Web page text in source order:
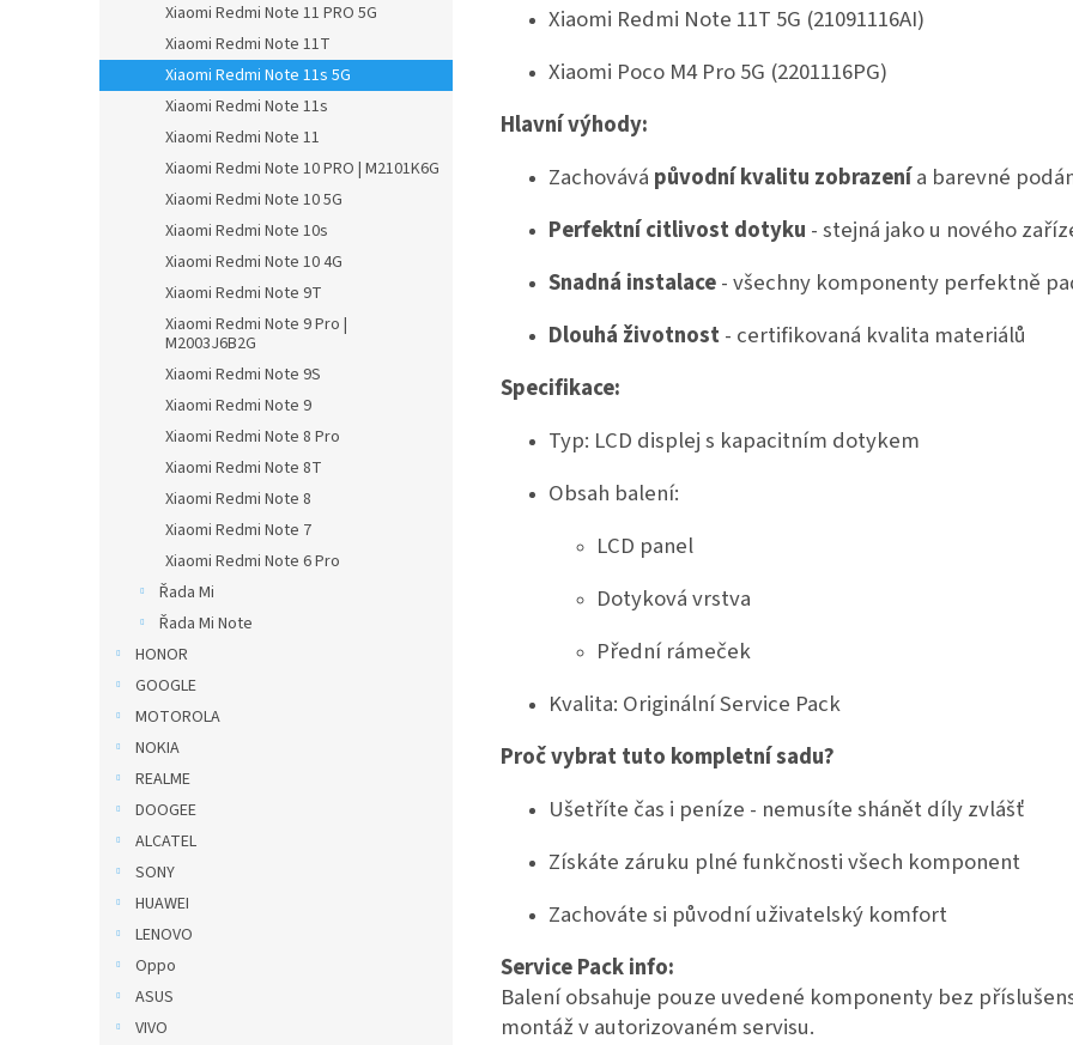
Xiaomi Redmi Note 11 PRO 5G
Xiaomi Redmi Note 11T
Xiaomi Redmi Note 11s 5G
Xiaomi Redmi Note 11s
Xiaomi Redmi Note 11
Xiaomi Redmi Note 10 PRO | M2101K6G
Xiaomi Redmi Note 10 5G
Xiaomi Redmi Note 10s
Xiaomi Redmi Note 10 4G
Xiaomi Redmi Note 9T
Xiaomi Redmi Note 9 Pro |
M2003J6B2G
Xiaomi Redmi Note 9S
Xiaomi Redmi Note 9
Xiaomi Redmi Note 8 Pro
Xiaomi Redmi Note 8T
Xiaomi Redmi Note 8
Xiaomi Redmi Note 7
Xiaomi Redmi Note 6 Pro
Řada Mi
Řada Mi Note
HONOR
GOOGLE
MOTOROLA
NOKIA
REALME
DOOGEE
ALCATEL
SONY
HUAWEI
LENOVO
Oppo
ASUS
VIVO
Xiaomi Redmi Note 11T 5G (21091116AI)
Xiaomi Poco M4 Pro 5G (2201116PG)
Hlavní výhody:
Zachovává původní kvalitu zobrazenía barevné
Perfektní citlivost dotyku - stejná jako u nového
Snadná instalace- všechny komponenty perfektně
Dlouhá životnost- certifikovaná kvalita materiálů
Specifikace:
Typ: LCD displej s kapacitním dotykem
Obsah balení:
LCD panel
Dotyková vrstva
Přední rámeček
Kvalita: Originální Service Pack
Proč vybrat tuto kompletní sadu?
Ušetříte čas i peníze - nemusíte shánět díly zvlášť
Získáte záruku plné funkčnosti všech komponent
Zachováte si původní uživatelský komfort
Service Pack info:
Balení obsahuje pouze uvedené komponenty bez
montáž v autorizovaném servisu.